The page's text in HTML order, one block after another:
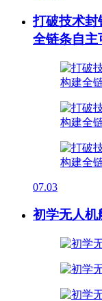
打破技术封
全链条自主
07.03
初学无人机